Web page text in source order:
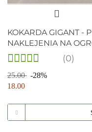
KOKARDA GIGANT -
NAKLEJENIA NA
BIAŁA , ŚR. 30cm
(0)
25.00
-28%
18.00